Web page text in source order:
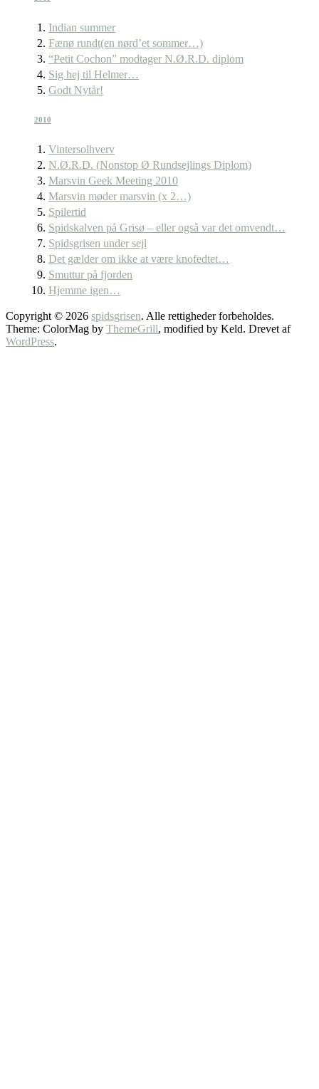
Indian summer
Fænø rundt(en nørd’et sommer…)
“Petit Cochon” modtager N.Ø.R.D. diplom
Sig hej til Helmer…
Godt Nytår!
2010
Vintersolhverv
N.Ø.R.D. (Nonstop Ø Rundsejlings Diplom)
Marsvin Geek Meeting 2010
Marsvin møder marsvin (x 2…)
Spilertid
Spidskalven på Grisø – eller også var det omvendt…
Spidsgrisen under sejl
Det gælder om ikke at være knofedtet…
Smuttur på fjorden
Hjemme igen…
Copyright © 2026 spidsgrisen. Alle rettigheder forbeholdes.
Theme: ColorMag by ThemeGrill, modified by Keld. Drevet af
WordPress.